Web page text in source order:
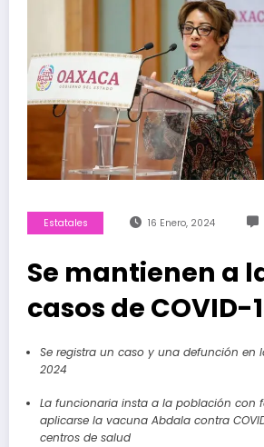
Estatales 16 Enero, 2024
Se mantienen a
casos de COVID-
Se registra un caso y una defunción en
2024
La funcionaria insta a la población con
aplicarse la vacuna Abdala contra
centros de salud